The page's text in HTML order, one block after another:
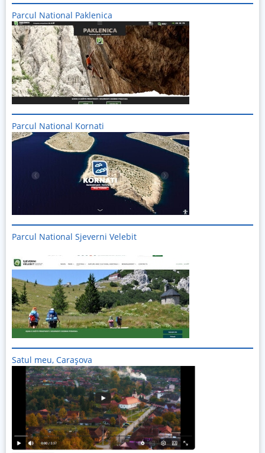
Parcul National Paklenica
Imagine
Parcul National Kornati
Imagine
Parcul National Sjeverni Velebit
Imagine
Satul meu, Carașova